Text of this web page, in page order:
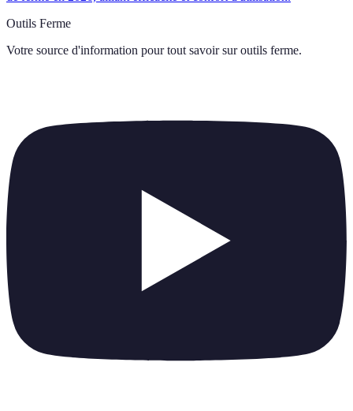
Outils Ferme
Votre source d'information pour tout savoir sur outils ferme.